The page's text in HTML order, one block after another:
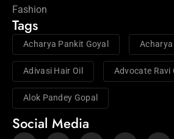
Fashion
Tags
Acharya Pankit Goyal
Adivasi Hair Oil Advocate Ravi
Alok Pandey Gopal
Social Media